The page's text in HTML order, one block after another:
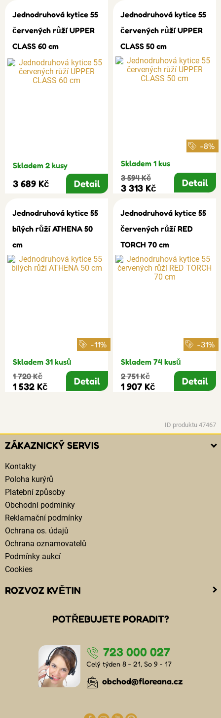
Jednodruhová kytice 55
červených růží UPPER
CLASS 60 cm
Skladem 2 kusy
3 689 Kč Detail
Jednodruhová kytice 55
červených růží UPPER
CLASS 50 cm
-8%
Skladem 1 kus
3 594 Kč
3 313 Kč Detail
Jednodruhová kytice 55
bílých růží ATHENA 50
cm
-11%
Skladem 31 kusů
1 720 Kč
1 532 Kč Detail
Jednodruhová kytice 55
červených růží RED
TORCH 70 cm
-31%
Skladem 74 kusů
2 751 Kč
1 907 Kč Detail
ID produktu 47467
ZÁKAZNICKÝ SERVIS
Kontakty
Poloha kurýrů
Platební způsoby
Obchodní podmínky
Reklamační podmínky
Ochrana os. údajů
Ochrana oznamovatelů
Podmínky aukcí
Cookies
ROZVOZ KVĚTIN
Kam doručujeme květiny
Cena za doručení květin
Doručení květin sledujete online
Kdo jsou lidé, kteří doručují kytice
Odkud květiny doručujeme
POTŘEBUJETE PORADIT?
723 000 027
Celý týden 8 - 21, So 9 - 17
obchod@floreana.cz